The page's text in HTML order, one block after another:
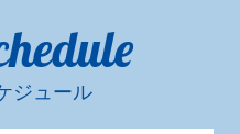
ジュール